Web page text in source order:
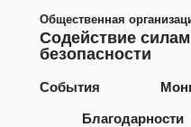
Общественная
Содействие силам
безопасности
События
Благодарности
Российская